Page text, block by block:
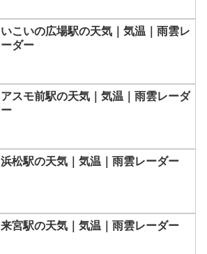
いこいの広場駅の天気｜気温｜雨雲レ
ーダー
アスモ前駅の天気｜気温｜雨雲レーダ
ー
浜松駅の天気｜気温｜雨雲レーダー
来宮駅の天気｜気温｜雨雲レーダー